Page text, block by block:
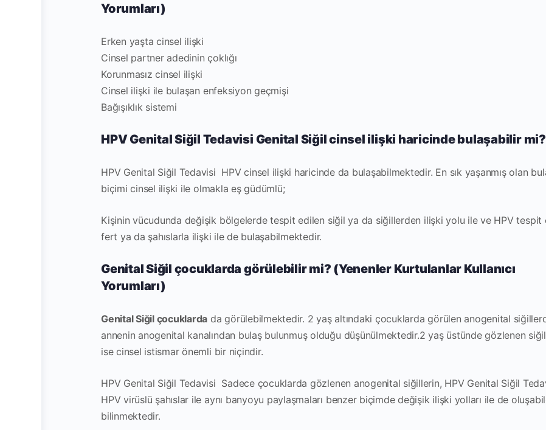
Yorumları)
Erken yaşta cinsel ilişki
Cinsel partner adedinin çoklığı
Korunmasız cinsel ilişki
Cinsel ilişki ile bulaşan enfeksiyon geçmişi
Bağışıklık sistemi
HPV Genital Siğil Tedavisi Genital Siğil cinsel ilişki haricinde bulaşabilir mi?
HPV Genital Siğil Tedavisi HPV cinsel ilişki haricinde da bulaşabilmektedir. En sık yaşanmış olan
biçimi cinsel ilişki ile olmakla eş güdümlü;
Kişinin vücudunda değişik bölgelerde tespit edilen siğil ya da siğillerden ilişki yolu ile ve HPV tespit
fert ya da şahıslarla ilişki ile de bulaşabilmektedir.
Genital Siğil çocuklarda görülebilir mi? (Yenenler Kurtulanlar Kullanıcı
Yorumları)
Genital Siğil çocuklarda da görülebilmektedir. 2 yaş altındaki çocuklarda görülen anogenital
annenin anogenital kanalından bulaş bulunmuş olduğu düşünülmektedir.2 yaş üstünde gözlenen
ise cinsel istismar önemli bir niçindir.
HPV Genital Siğil Tedavisi Sadece çocuklarda gözlenen anogenital siğillerin, HPV Genital Siğil
HPV virüslü şahıslar ile aynı banyoyu paylaşmaları benzer biçimde değişik ilişki yolları ile de
bilinmektedir.